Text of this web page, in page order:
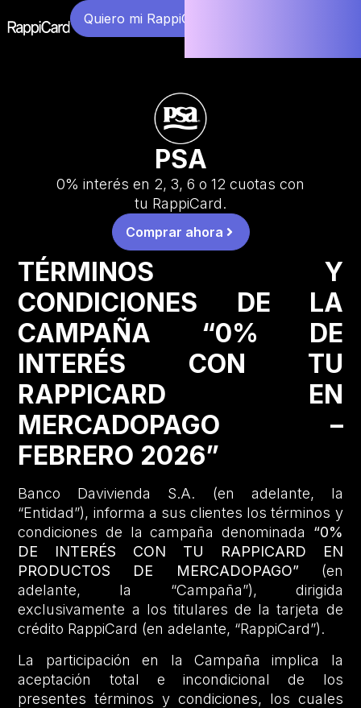
Quiero mi RappiCard
PSA
0% interés en 2, 3, 6 o 12 cuotas con
tu RappiCard.
Comprar ahora
TÉRMINOS Y
CONDICIONES DE LA
CAMPAÑA “0% DE
INTERÉS CON TU
RAPPICARD EN
MERCADOPAGO –
FEBRERO 2026”
Banco Davivienda S.A. (en adelante, la
“Entidad”), informa a sus clientes los términos y
condiciones de la campaña denominada “0%
DE INTERÉS CON TU RAPPICARD EN
PRODUCTOS DE MERCADOPAGO” (en
adelante, la “Campaña”), dirigida
exclusivamente a los titulares de la tarjeta de
crédito RappiCard (en adelante, “RappiCard”).
La participación en la Campaña implica la
aceptación total e incondicional de los
presentes términos y condiciones, los cuales